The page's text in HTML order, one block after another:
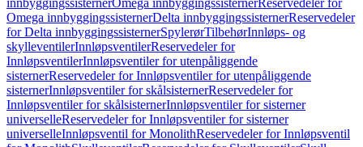
innbyggingssisternerOmega innbyggingssisternerReservedeler for
Omega innbyggingssisternerDelta innbyggingssisternerReservedeler
for Delta innbyggingssisternerSpylerørTilbehørInnløps- og
skylleventilerInnløpsventilerReservedeler for
InnløpsventilerInnløpsventiler for utenpåliggende
sisternerReservedeler for Innløpsventiler for utenpåliggende
sisternerInnløpsventiler for skålsisternerReservedeler for
Innløpsventiler for skålsisternerInnløpsventiler for sisterner
universelleReservedeler for Innløpsventiler for sisterner
universelleInnløpsventil for MonolithReservedeler for Innløpsventil